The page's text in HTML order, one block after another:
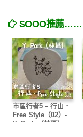
SOOO推薦……
市區行者5 – 行山．
Free Style（02）-
Y. Park （林區）